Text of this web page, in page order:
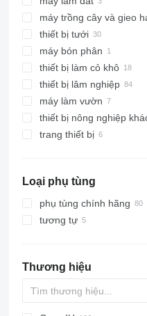
máy thu hoạch thức
máy xới
máy trồng cây và gieo
thiết bị tưới
máy bón phân
thiết bị làm cỏ khô
máy bốc xếp nông
thiết bị lâm nghiệp
xe kéo gỗ
xe chở gỗ
máy thu hoạch gỗ
máy làm vườn
máy cắt cỏ máy kéo
thiết bị nông nghiệp
trang thiết bị
máy cẩu lâm
đầu thu hoạch
Loại phụ tùng
phụ tùng chính hãng
tương tự
Thương hiệu